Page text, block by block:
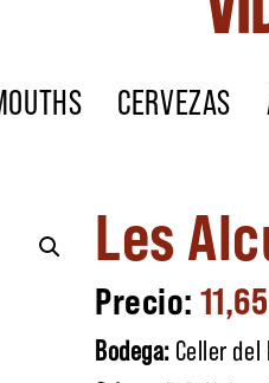
CERVEZAS
Les
11,65
Bodega: Celler del